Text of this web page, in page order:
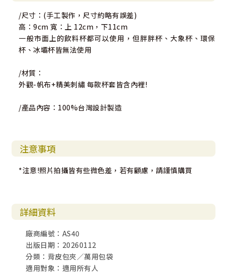
/尺寸：(手工製作，尺寸約略有誤差)
高：9cm 寬：上 12cm，下11cm
一般市面上的飲料杯都可以使用，但胖胖杯、大象杯、環保
杯、冰壩杯皆無法使用
/材質：
外觀-帆布+精美刺繡 每款杯套皆含內裡!
/產品內容：100%台灣設計製造
注意事項
*注意!照片拍攝皆有些微色差，若有顧慮，請謹慎購買
詳細資料
廠商編號：AS40
出版日期：20260112
分類：背皮包夾／萬用包袋
適用對象：適用所有人